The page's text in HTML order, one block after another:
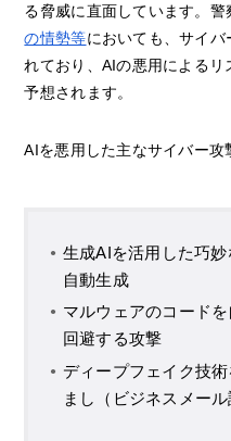
る脅威に直面しています。警
の情勢等においても、サイ
れており、AIの悪用による
予想されます。
AIを悪用した主なサイバー攻
生成AIを活用した巧
自動生成
マルウェアのコード
回避する攻撃
ディープフェイク技
まし（ビジネスメール